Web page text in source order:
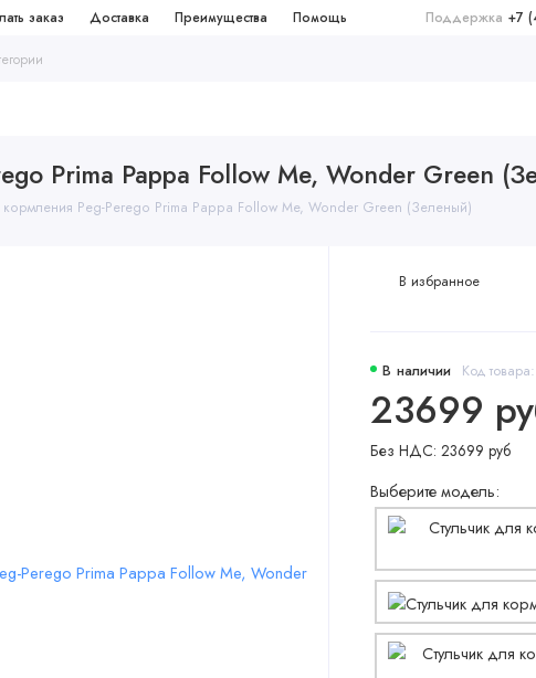
заказ Доставка Преимущества Помощь Поддержка +7
Prima Pappa Follow Me, Wonder Green
кормления Peg-Perego Prima Pappa Follow Me, Wonder Green (Зеленый)
В наличии Код
23699
Без НДС: 23699 руб
Выберите модель:
В избранное